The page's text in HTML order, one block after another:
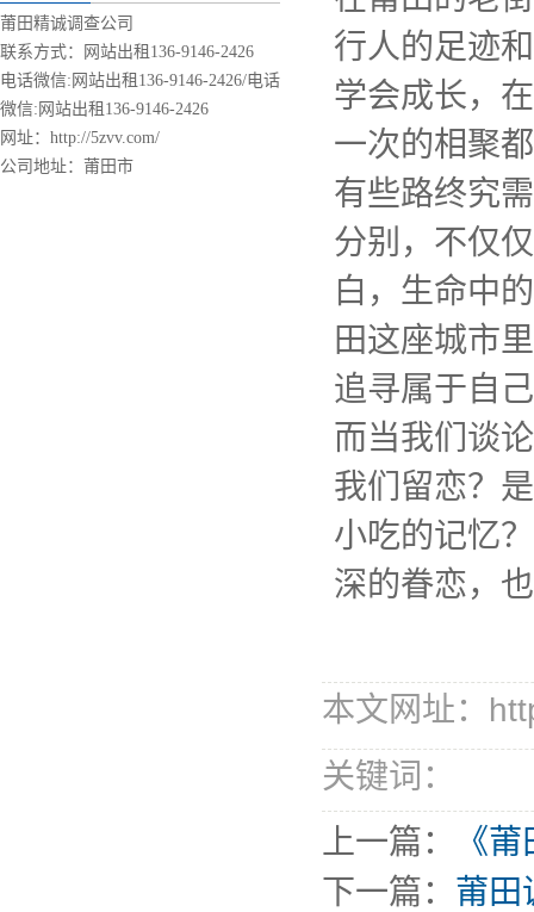
莆田精诚调查公司
联系方式：网站出租136-9146-2426
电话微信:网站出租136-9146-2426/电话
微信:网站出租136-9146-2426
网址：http://5zvv.com/
公司地址：莆田市
行人的足迹
学会成长，
一次的相聚
有些路终究
分别，不仅
白，生命中
田这座城市
追寻属于自
而当我们谈
我们留恋？
小吃的记忆
深的眷恋，
本文网址：
关键词：
上一篇：
《
下一篇： 莆田